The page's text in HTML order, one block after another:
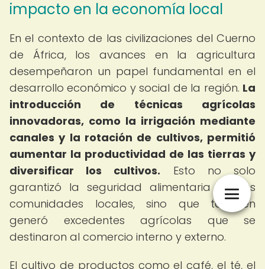
impacto en la economía local
En el contexto de las civilizaciones del Cuerno
de África, los avances en la agricultura
desempeñaron un papel fundamental en el
desarrollo económico y social de la región. La
introducción de técnicas agrícolas
innovadoras, como la irrigación mediante
canales y la rotación de cultivos, permitió
aumentar la productividad de las tierras y
diversificar los cultivos. Esto no solo
garantizó la seguridad alimentaria de las
comunidades locales, sino que también
generó excedentes agrícolas que se
destinaron al comercio interno y externo.
El cultivo de productos como el café, el té, el